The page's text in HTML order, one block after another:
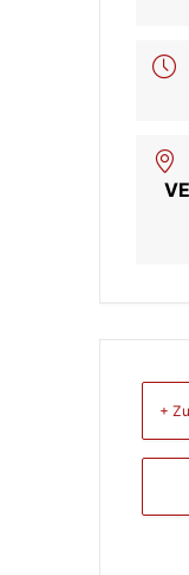
+